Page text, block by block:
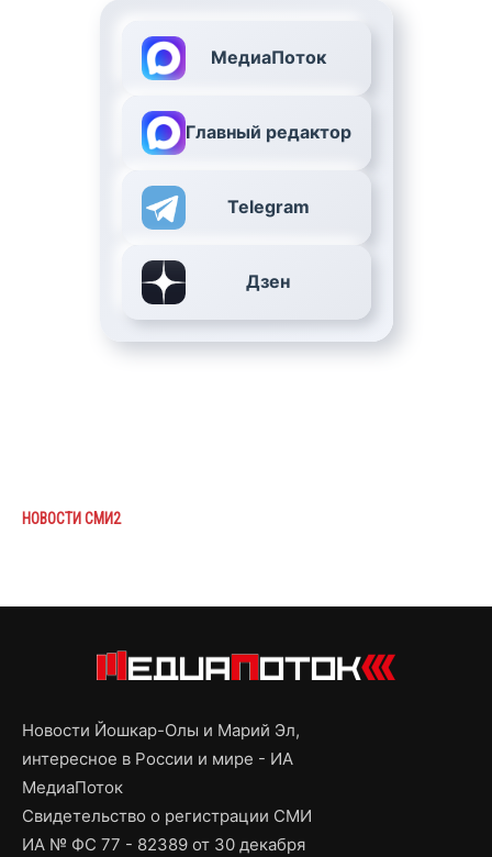
МедиаПоток
Главный редактор
Telegram
Дзен
НОВОСТИ СМИ2
Новости Йошкар-Олы и Марий Эл,
интересное в России и мире - ИА
МедиаПоток
Свидетельство о регистрации СМИ
ИА № ФС 77 - 82389 от 30 декабря